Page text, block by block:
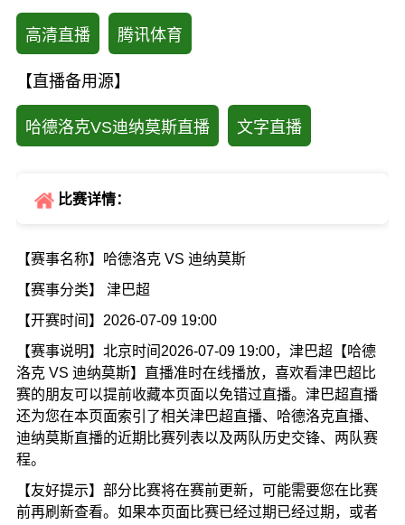
高清直播 腾讯体育
【直播备用源】
哈德洛克VS迪纳莫斯直播 文字直播
比赛详情：
【赛事名称】哈德洛克 VS 迪纳莫斯
【赛事分类】 津巴超
【开赛时间】2026-07-09 19:00
【赛事说明】北京时间2026-07-09 19:00，津巴超【哈德
洛克 VS 迪纳莫斯】直播准时在线播放，喜欢看津巴超比
赛的朋友可以提前收藏本页面以免错过直播。津巴超直播
还为您在本页面索引了相关津巴超直播、哈德洛克直播、
迪纳莫斯直播的近期比赛列表以及两队历史交锋、两队赛
程。
【友好提示】部分比赛将在赛前更新，可能需要您在比赛
前再刷新查看。如果本页面比赛已经过期已经过期，或者